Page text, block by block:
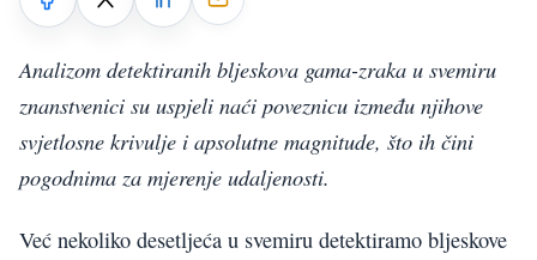
Analizom detektiranih bljeskova gama-zraka u svemiru
znanstvenici su uspjeli naći poveznicu između njihove
svjetlosne krivulje i apsolutne magnitude, što ih čini
pogodnima za mjerenje udaljenosti.
Već nekoliko desetljeća u svemiru detektiramo bljeskove